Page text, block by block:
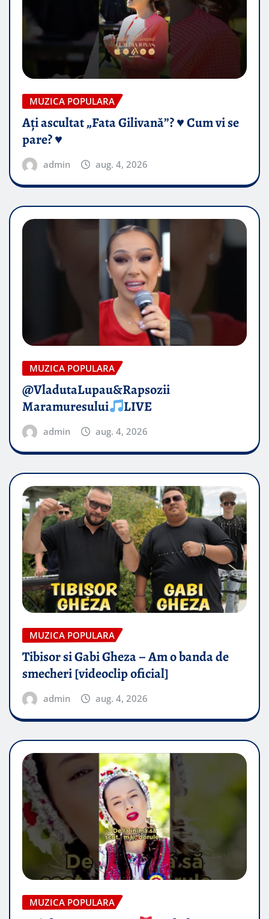
MUZICA POPULARA
Ați ascultat „Fata Gilivană”? ♥️ Cum vi se
pare? ♥️
admin aug. 4, 2026
MUZICA POPULARA
@VladutaLupau&Rapsozii
Maramuresului
LIVE
admin aug. 4, 2026
MUZICA POPULARA
Tibisor si Gabi Gheza – Am o banda de
smecheri [videoclip oficial]
admin aug. 4, 2026
MUZICA POPULARA